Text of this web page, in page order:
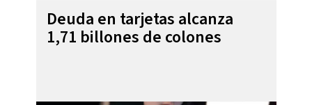
Deuda en tarjetas alcanza
1,71 billones de colones